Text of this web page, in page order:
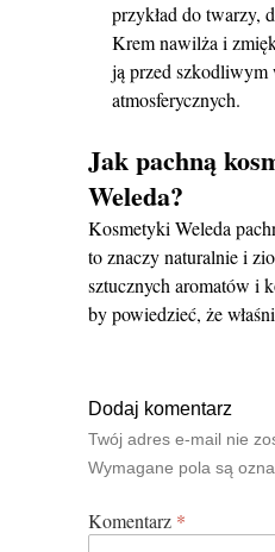
przykład do twarzy,
Krem nawilża i
ją przed
atmosferycznych.
Jak pachną
Weleda?
Kosmetyki Weleda
to znaczy naturalnie i
sztucznych aromatów i
by powiedzieć, że
Dodaj komentarz
Twój adres e-mail nie
Wymagane pola są
Komentarz *